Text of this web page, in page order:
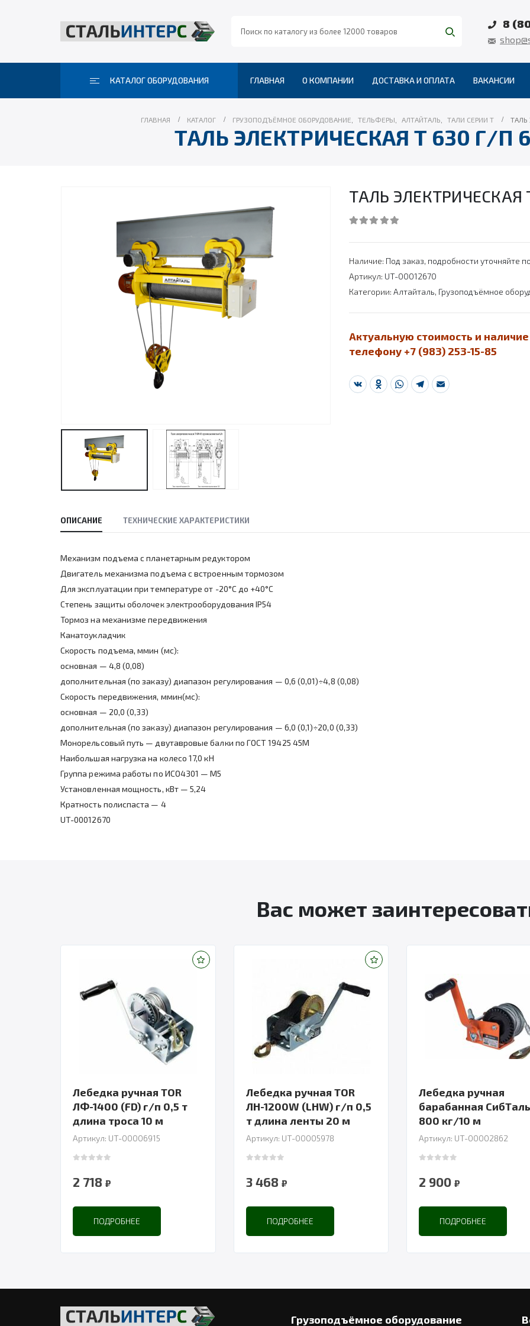
8
КАТАЛОГ ОБОРУДОВАНИЯ ГЛАВНАЯ О КОМПАНИИ ДОСТАВКА И ОПЛАТА ВАКАНСИИ
ГЛАВНАЯ КАТАЛОГ ГРУЗОПОДЪЁМНОЕ ОБОРУДОВАНИЕ ТЕЛЬФЕРЫ АЛТАЙТАЛЬ ТАЛИ СЕРИИ Т ТАЛЬ
ТАЛЬ ЭЛЕКТРИЧЕСКАЯ Т 630 Г/П
ТАЛЬ ЭЛЕКТРИЧЕСКАЯ
Наличие: Под заказ, подробности уточняйте
Артикул: UT-00012670
Категории: Алтайталь, Грузоподъёмное
Актуальную стоимость и
телефону +7 (983) 253-15-85
VK Odnoklassniki
WhatsApp
Telegram
Email
ОПИСАНИЕ ТЕХНИЧЕСКИЕ ХАРАКТЕРИСТИКИ
Механизм подъема с планетарным редуктором
Двигатель механизма подъема с встроенным тормозом
Для эксплуатации при температуре от -20°С до +40°С
Степень защиты оболочек электрооборудования IP54
Тормоз на механизме передвижения
Канатоукладчик
Скорость подъема, ммин (мс):
основная — 4,8 (0,08)
дополнительная (по заказу) диапазон регулирования — 0,6 (0,01)÷4,8 (0,08)
Скорость передвижения, ммин(мс):
основная — 20,0 (0,33)
дополнительная (по заказу) диапазон регулирования — 6,0 (0,1)÷20,0 (0,33)
Монорельсовый путь — двутавровые балки по ГОСТ 19425 45М
Наибольшая нагрузка на колесо 17,0 кН
Группа режима работы по ИСО4301 — М5
Установленная мощность, кВт — 5,24
Кратность полиспаста — 4
UT-00012670
Вас может
Лебедка ручная TOR
ЛФ-1400 (FD) г/п 0,5 т
длина троса 10 м
Артикул: UT-00006915
2 718 ₽
ПОДРОБНЕЕ
Лебедка ручная TOR
ЛН-1200W (LHW) г/п 0,5
т длина ленты 20 м
Артикул: UT-00005978
3 468 ₽
ПОДРОБНЕЕ
Лебедка ручная
барабанная СибТаль
800 кг/10 м
Артикул: UT-00002862
2 900 ₽
ПОДРОБНЕЕ
Грузоподъёмное оборудование